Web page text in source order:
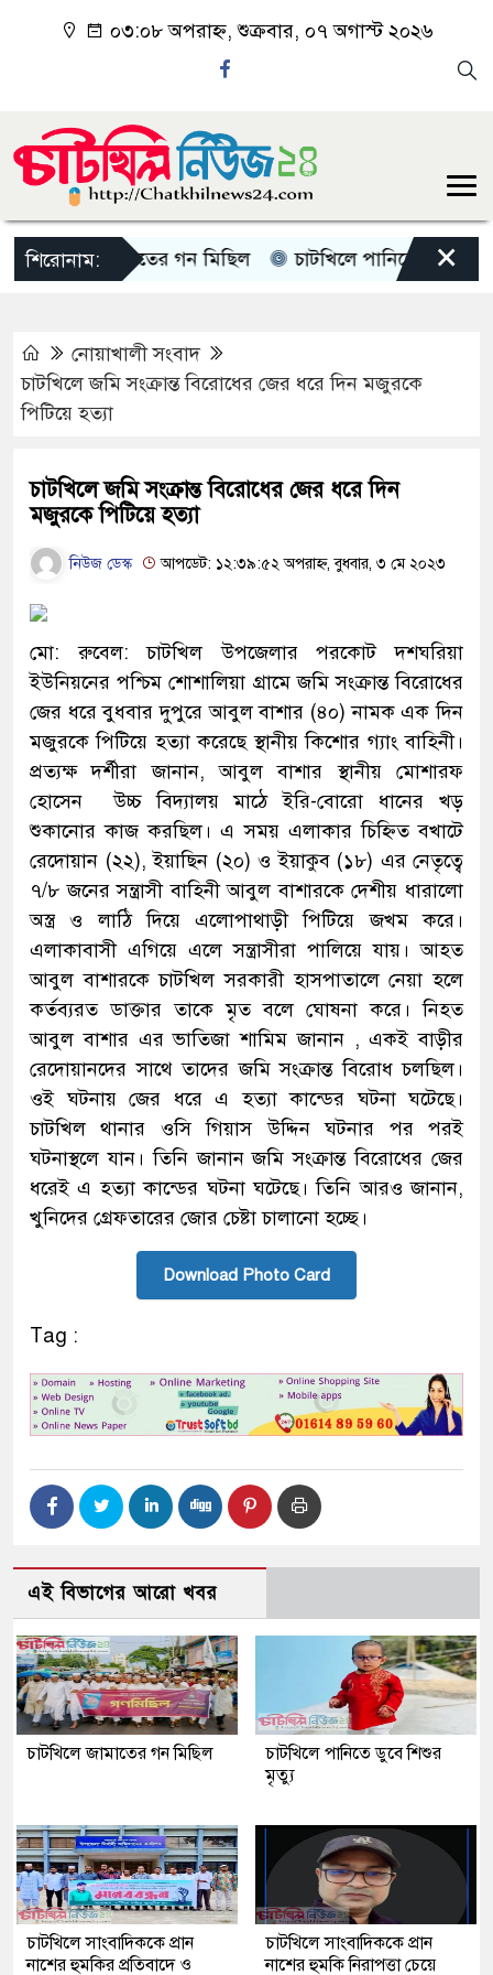
০৩:০৮ অপরাহ্ন, শুক্রবার, ০৭ অগাস্ট ২০২৬
শিরোনাম:জামাতের গন মিছিল চাটখিলে পানিতে ডুবে শিশুর
×
নোয়াখালী সংবাদ
চাটখিলে জমি সংক্রান্ত বিরোধের জের ধরে দিন মজুরকে
পিটিয়ে হত্যা
চাটখিলে জমি সংক্রান্ত বিরোধের জের ধরে দিন
মজুরকে পিটিয়ে হত্যা
নিউজ ডেস্ক আপডেট: ১২:৩৯:৫২ অপরাহ্ন, বুধবার, ৩ মে ২০২৩
মো: রুবেল: চাটখিল উপজেলার পরকোট দশঘরিয়া
ইউনিয়নের পশ্চিম শোশালিয়া গ্রামে জমি সংক্রান্ত বিরোধের
জের ধরে বুধবার দুপুরে আবুল বাশার (৪০) নামক এক দিন
মজুরকে পিটিয়ে হত্যা করেছে স্থানীয় কি‌শোর গ‌্যাং বাহিনী।
প্রত্যক্ষ দর্শীরা জানান, আবুল বাশার স্থানীয় মোশারফ
হোসেন উচ্চ বিদ্যালয় মাঠে ইরি-বোরো ধানের খড়
শুকানোর কাজ করছিল। এ সময় এলাকার চিহ্নিত বখাটে
রেদোয়ান (২২), ইয়াছিন (২০) ও ইয়াকুব (১৮) এর নেতৃত্বে
৭/৮ জনের সন্ত্রাসী বাহিনী আবুল বাশারকে দেশীয় ধারা‌লো
অস্ত্র ও লাঠি দিয়ে এলোপাথাড়ী পিটিয়ে জখম করে।
এলাকাবাসী এগিয়ে এলে সন্ত্রাসীরা পালিয়ে যায়। আহত
আবুল বাশারকে চাটখিল সরকারী হাসপাতালে নেয়া হলে
কর্তব্যরত ডাক্তার তাকে মৃত বলে ঘোষনা করে। নিহত
আবুল বাশার এর ভাতিজা শামিম জানান , একই বাড়ীর
রেদোয়ানদের সাথে তাদের জমি সংক্রান্ত বিরোধ চলছিল।
ওই ঘটনায় জের ধরে এ হত্যা কান্ডের ঘটনা ঘটেছে।
চাটখিল থানার ওসি গিয়াস উদ্দিন ঘটনার পর পরই
ঘটনাস্থলে যান। তিনি জানান জমি সংক্রান্ত বিরোধের জের
ধরেই এ হত্যা কান্ডের ঘটনা ঘটেছে। তিনি আরও জানান,
খুনিদের গ্রেফতারের জোর চেষ্টা চালানো হচ্ছে।
Download Photo Card
Tag :
এই বিভাগের আরো খবর
চাটখিলে জামাতের গন মিছিল
চাটখিলে পানিতে ডুবে শিশুর
মৃত্যু
চাটখিলে সাংবাদিককে প্রান
নাশের হুমকির প্রতিবাদে ও
চাটখিলে সাংবাদিককে প্রান
নাশের হুমকি নিরাপত্তা চেয়ে